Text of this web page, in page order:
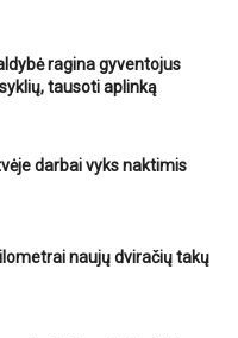
ragina gyventojus
tausoti aplinką
darbai vyks naktimis
naujų dviračių takų